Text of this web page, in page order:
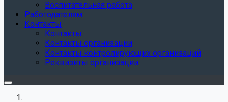
Воспитательная работа
Работодателям
Контакты
Контакты
Контакты организации
Контакты контролирующих организаций
Реквизиты организации